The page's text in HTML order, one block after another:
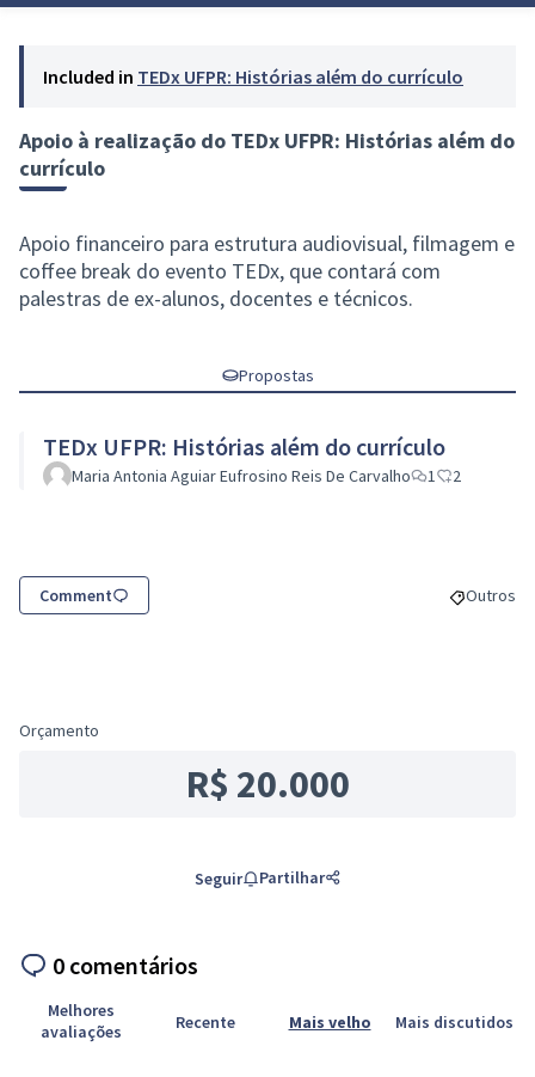
Included in TEDx UFPR: Histórias além do currículo
Apoio à realização do TEDx UFPR: Histórias além do
currículo
Apoio financeiro para estrutura audiovisual, filmagem e
coffee break do evento TEDx, que contará com
palestras de ex-alunos, docentes e técnicos.
Propostas
TEDx UFPR: Histórias além do currículo
Maria Antonia Aguiar Eufrosino Reis De Carvalho 1 2
Comment Outros
Orçamento
R$ 20.000
Seguir Partilhar
0 comentários
Melhores
avaliações
Recente Mais velho Mais discutidos